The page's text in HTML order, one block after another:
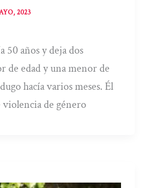
2023
50 años y deja dos
de edad y una menor de
hacía varios meses. Él
de género